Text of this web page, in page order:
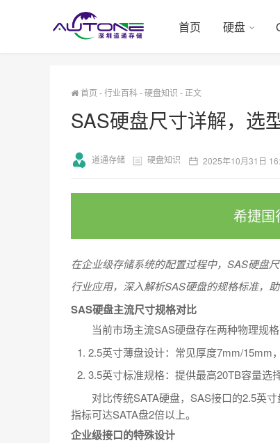
首页 硬盘
首页 -行业百科-硬盘知识 - 正文
SAS硬盘尺寸详解，选
道通存储 硬盘知识 2025年10月31日
希捷
在企业级存储系统的配置过程中，SAS硬盘
行业应用，深入解析SAS硬盘的规格标准，
SAS硬盘主流尺寸规格对比
当前市场主流SAS硬盘存在两种物理规格
2.5英寸薄盘设计：常见厚度7mm/15mm
3.5英寸标准规格：提供最高20TB容量选
对比传统SATA硬盘，SAS接口的2.5英
指标可达SATA盘2倍以上。
企业级接口的特殊设计